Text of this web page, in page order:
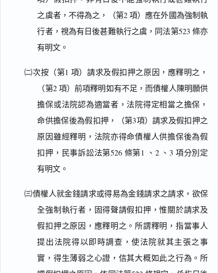
之虞者，不得為之，（第2 項）應在外國為強制執
行者，視為有日後甚難執行之虞，同法第523 條亦
有明文。
㈡次按（第1 項）請求及假扣押之原因，應釋明之，
（第2 項）前項釋明如有不足，而債權人陳明願供
擔保或法院認為適當者，法院得定相當之擔保，
命供擔保後為假扣押，（第3項）請求及假扣押之
原因雖經釋明，法院亦得命債權人供擔保後為假
扣押，民事訴訟法第526 條第1 、2 、3 項分別定
有明文。
㈢債權人就金錢請求或得易為金錢請求之請求，欲保
全強制執行者，固得聲請假扣押，惟關於請求及
假扣押之原因，應釋明之。所謂釋明，指當事人
提出法院得以即時調查，使法院就其主張之事
實，得生薄弱之心證，信其大概如此之行為。所